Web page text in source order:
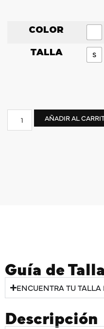
COLOR
TALLA S
AÑADIR AL
Guía de
ENCUENTRA TU TALLA
Descripción